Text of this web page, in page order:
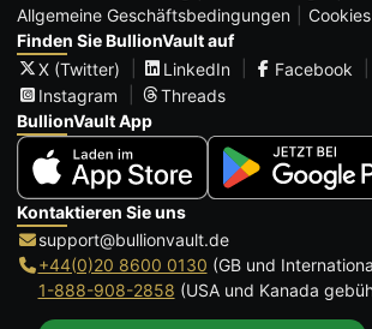
Allgemeine Geschäftsbedingungen
Cookies
Finden Sie BullionVault auf
X (Twitter)
LinkedIn Facebook
Instagram
Threads
BullionVault App
Kontaktieren Sie uns
support@bullionvault.de
+44(0)20 8600 0130 (GB und
1-888-908-2858 (USA und Kanada